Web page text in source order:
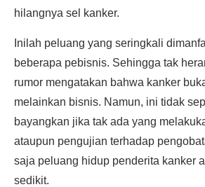
hilangnya sel kanker.
Inilah peluang yang seringkali
beberapa pebisnis. Sehingga tak
rumor mengatakan bahwa kanker
melainkan bisnis. Namun, ini tidak
bayangkan jika tak ada yang
ataupun pengujian terhadap
saja peluang hidup penderita kanker
sedikit.